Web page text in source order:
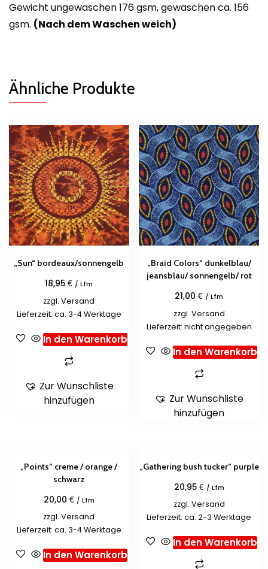
Gewicht ungewaschen 176 gsm, gewaschen ca. 156
gsm. (Nach dem Waschen weich)
Ähnliche Produkte
„Sun“ bordeaux/sonnengelb
18,95€ / Lfm
zzgl.Versand
Lieferzeit: ca. 3-4 Werktage
In den Warenkorb
Zur Wunschliste
hinzufügen
„Braid Colors“ dunkelblau/
jeansblau/ sonnengelb/ rot
21,00€ / Lfm
zzgl. Versand
Lieferzeit: nicht angegeben
In den Warenkorb
Zur Wunschliste
hinzufügen
„Points“ creme / orange /
schwarz
20,00 € / Lfm
zzgl.Versand
Lieferzeit: ca. 3-4 Werktage
In den Warenkorb
„Gathering bush tucker“ purple
20,95 € / Lfm
zzgl. Versand
Lieferzeit: ca. 2-3 Werktage
In den Warenkorb